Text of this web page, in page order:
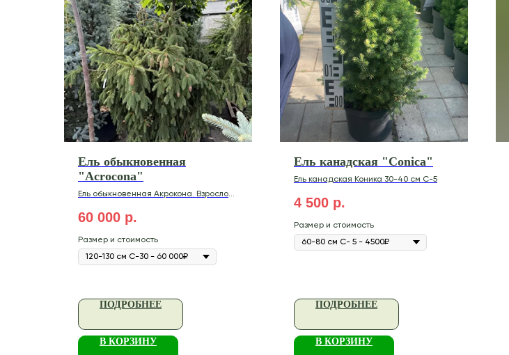
Ель обыкновенная
"Acrocona"
Ель обыкновенная Акрокона. Взрослое
метров в высоту
60 000 р.
Размер и стоимость
ПОДРОБНЕЕ
В КОРЗИНУ
Ель канадская "Conica"
Ель канадская Коника 30-40 см С-5
4 500 р.
Размер и стоимость
ПОДРОБНЕЕ
В КОРЗИНУ